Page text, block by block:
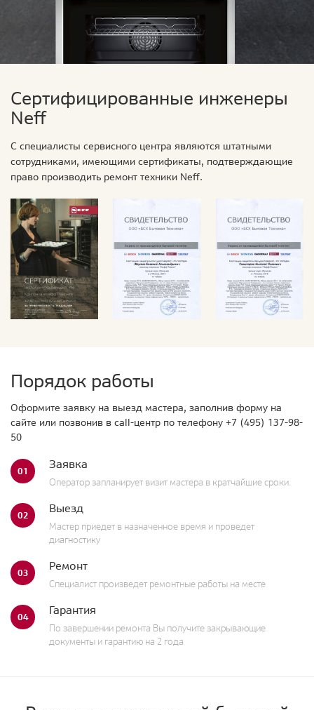
Сертифицированные инженеры
Neff
С специалисты сервисного центра являются штатными
сотрудниками, имеющими сертификаты, подтверждающие
право производить ремонт техники Neff.
Порядок работы
Оформите заявку на выезд мастера, заполнив форму на
сайте или позвонив в call-центр по телефону +7 (495) 137-98-
50
01 Заявка
Оператор запланирует визит мастера в кратчайшие сроки.
02 Выезд
Мастер приедет в назначенное время и проведет
диагностику
03 Ремонт
Специалист произведет ремонтные работы на месте
04 Гарантия
По завершении ремонта Вы получите закрывающие
документы и гарантию на 2 года